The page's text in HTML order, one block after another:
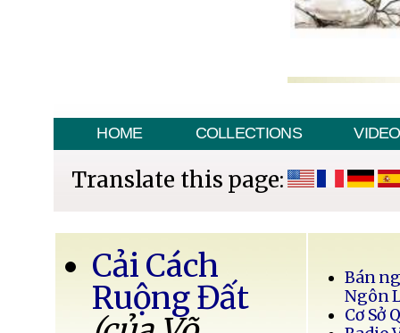
HOME COLLECTIONS VIDEO
Translate this page:
Cải Cách
Ruộng Đất
Bán
Ngôn
Cơ Sở